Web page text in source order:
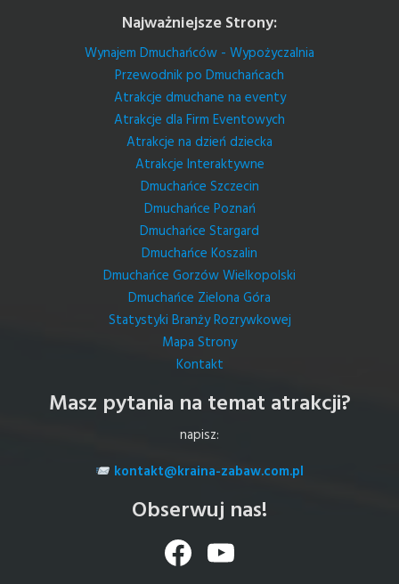
Najważniejsze Strony:
Wynajem Dmuchańców - Wypożyczalnia
Przewodnik po Dmuchańcach
Atrakcje dmuchane na eventy
Atrakcje dla Firm Eventowych
Atrakcje na dzień dziecka
Atrakcje Interaktywne
Dmuchańce Szczecin
Dmuchańce Poznań
Dmuchańce Stargard
Dmuchańce Koszalin
Dmuchańce Gorzów Wielkopolski
Dmuchańce Zielona Góra
Statystyki Branży Rozrywkowej
Mapa Strony
Kontakt
Masz pytania na temat atrakcji?
napisz:
kontakt@kraina-zabaw.com.pl
Obserwuj nas!
FacebookYouTube